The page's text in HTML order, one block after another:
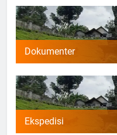
Dokumenter
Ekspedisi